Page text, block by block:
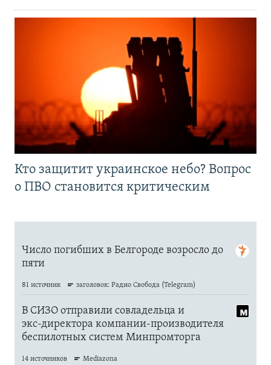
Кто защитит украинское небо? Вопрос
о ПВО становится критическим